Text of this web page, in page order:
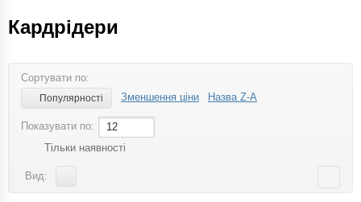
Кардрідери
Сортувати по:
Популярності Зменшення ціни Назва Z-A
Показувати по:
12
Тільки наявності
Вид: